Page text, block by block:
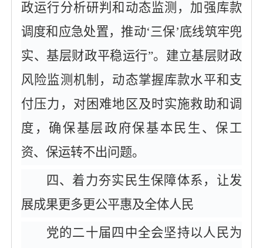
政运行分析研判和动态监测，加强库款
调度和应急处置，推动‘三保’底线筑牢兜
实、基层财政平稳运行”。建立基层财政
风险监测机制，动态掌握库款水平和支
付压力，对困难地区及时实施救助和调
度，确保基层政府保基本民生、保工
资、保运转不出问题。
四、着力夯实民生保障体系，让发
展成果更多更公平惠及全体人民
党的二十届四中全会坚持以人民为